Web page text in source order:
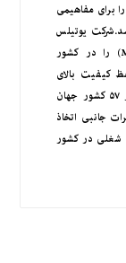
برای مفاهیمی
یوتیلس
محصولات تحت برند مالتی­دک یوتیلیس (Multidec) را در کشور
کیفیت بالای
محصولات خود که همواره زبانزد مشتریان بوده و در ۵۷ کشور جهان
جانبی اتخاذ
شغلی در کشور